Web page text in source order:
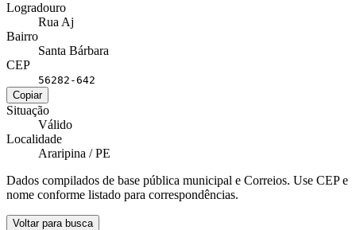
Logradouro
Rua Aj
Bairro
Santa Bárbara
CEP
56282-642
Copiar
Situação
Válido
Localidade
Araripina / PE
Dados compilados de base pública municipal e Correios. Use CEP e
nome conforme listado para correspondências.
Voltar para busca